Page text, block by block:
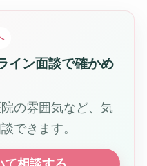
イン面談で確かめ
の雰囲気など、気
できます。